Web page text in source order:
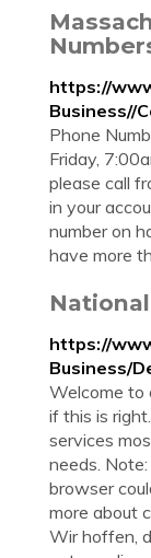
https://
Business//
Phone
Friday,
please call
in your
number on
have more
https://
Business/
Welcome to
if this is
services
needs.
browser
more about
Wir hoffen,